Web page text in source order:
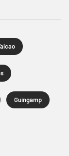
Guingamp